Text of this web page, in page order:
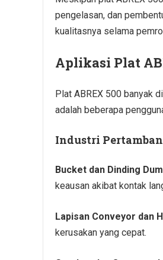
pengelasan, dan
kualitasnya selama
Aplikasi Plat
Plat ABREX 500 banyak
adalah beberapa
Industri
Bucket dan Dinding
keausan akibat kontak
Lapisan Conveyor dan
kerusakan yang cepat.